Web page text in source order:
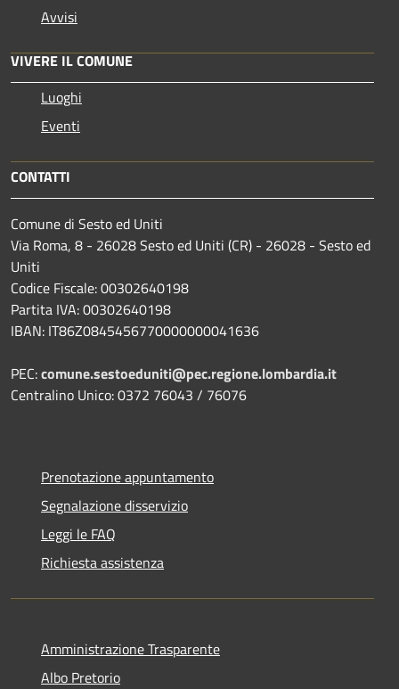
Avvisi
VIVERE IL COMUNE
Luoghi
Eventi
CONTATTI
Comune di Sesto ed Uniti
Via Roma, 8 - 26028 Sesto ed Uniti (CR) - 26028 - Sesto ed
Uniti
Codice Fiscale: 00302640198
Partita IVA: 00302640198
IBAN: IT86Z0845456770000000041636
PEC:comune.sestoeduniti@pec.regione.lombardia.it
Centralino Unico: 0372 76043 / 76076
Prenotazione appuntamento
Segnalazione disservizio
Leggi le FAQ
Richiesta assistenza
Amministrazione Trasparente
Albo Pretorio